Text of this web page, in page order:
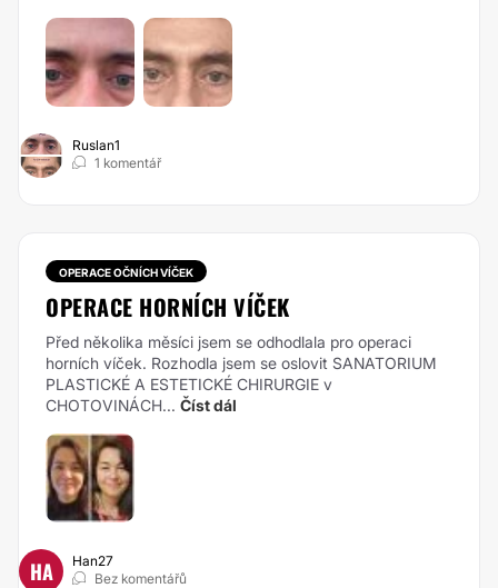
Ruslan1
1 komentář
OPERACE OČNÍCH VÍČEK
OPERACE HORNÍCH VÍČEK
Před několika měsíci jsem se odhodlala pro operaci
horních víček. Rozhodla jsem se oslovit SANATORIUM
PLASTICKÉ A ESTETICKÉ CHIRURGIE v
CHOTOVINÁCH... Číst dál
HA
Han27
Bez komentářů